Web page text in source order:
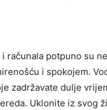
računala potpuno su
i spokojem.
zadržavate dulje
Uklonite iz svog